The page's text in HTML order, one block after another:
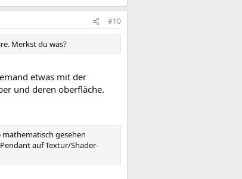
#10
Merkst du was?
etwas mit der
und deren oberfläche.
gesehen
auf Textur/Shader-